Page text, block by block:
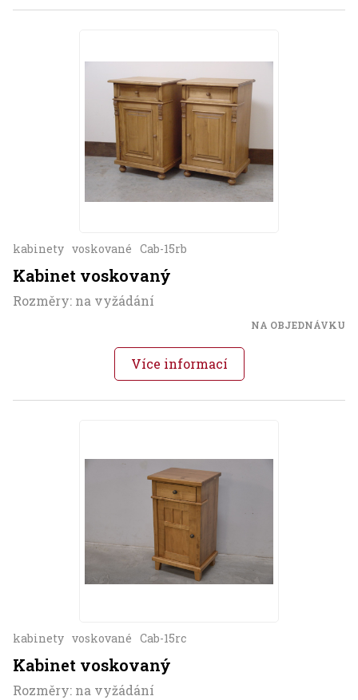
kabinety voskované Cab-15rb
Kabinet voskovaný
Rozměry: na vyžádání
NA OBJEDNÁVKU
Více informací
kabinety voskované Cab-15rc
Kabinet voskovaný
Rozměry: na vyžádání